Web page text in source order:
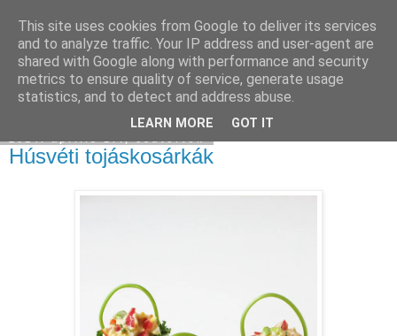
Moha Konyha
Húsvéti tojáskosárkák
This site uses cookies from Google to deliver its services
and to analyze traffic. Your IP address and user-agent are
shared with Google along with performance and security
metrics to ensure quality of service, generate usage
statistics, and to detect and address abuse.
LEARN MORE GOT IT